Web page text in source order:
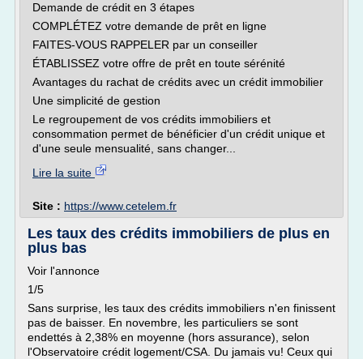
Demande de crédit en 3 étapes
COMPLÉTEZ votre demande de prêt en ligne
FAITES-VOUS RAPPELER par un conseiller
ÉTABLISSEZ votre offre de prêt en toute sérénité
Avantages du rachat de crédits avec un crédit immobilier
Une simplicité de gestion
Le regroupement de vos crédits immobiliers et
consommation permet de bénéficier d'un crédit unique et
d'une seule mensualité, sans changer...
Lire la suite
Site : https://www.cetelem.fr
Les taux des crédits immobiliers de plus en
plus bas
Voir l'annonce
1/5
Sans surprise, les taux des crédits immobiliers n'en finissent
pas de baisser. En novembre, les particuliers se sont
endettés à 2,38% en moyenne (hors assurance), selon
l'Observatoire crédit logement/CSA. Du jamais vu! Ceux qui